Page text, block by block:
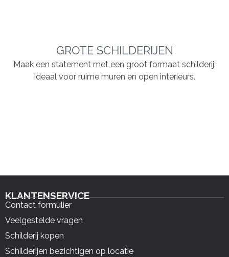
GROTE SCHILDERIJEN
Maak een statement met een groot formaat schilderij.
Ideaal voor ruime muren en open interieurs.
KLANTENSERVICE
Contact formulier
Veelgestelde vragen
Schilderij kopen
Schilderijen bezichtigen op locatie